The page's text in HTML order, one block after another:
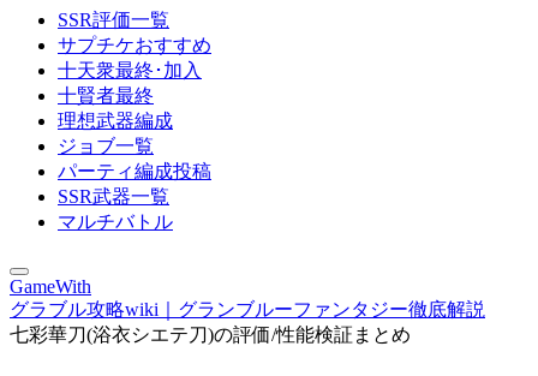
SSR評価一覧
サプチケおすすめ
十天衆最終･加入
十賢者最終
理想武器編成
ジョブ一覧
パーティ編成投稿
SSR武器一覧
マルチバトル
GameWith
グラブル攻略wiki｜グランブルーファンタジー徹底解説
七彩華刀(浴衣シエテ刀)の評価/性能検証まとめ